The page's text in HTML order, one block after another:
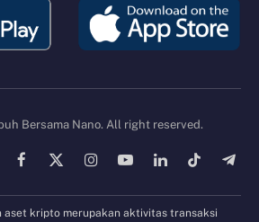
Bersama Nano. All right reserved.
Facebook
X
InstagramYouTubeLinkedInTikTok
aset kripto merupakan aktivitas transaksi